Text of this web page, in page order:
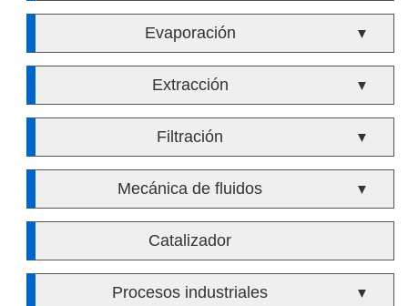
Evaporación ▼
Extracción ▼
Filtración ▼
Mecánica de fluidos ▼
Catalizador
Procesos industriales ▼